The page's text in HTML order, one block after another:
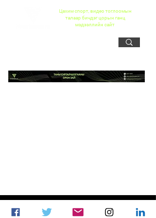
Цахим спорт, видео тоглоомын
талаар бичдэг цорын ганц
мэдээллийн сайт